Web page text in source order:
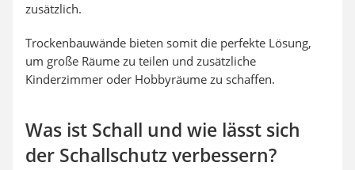
zusätzlich.
Trockenbauwände bieten somit die perfekte Lösung,
um große Räume zu teilen und zusätzliche
Kinderzimmer oder Hobbyräume zu schaffen.
Was ist Schall und wie lässt sich
der Schallschutz verbessern?